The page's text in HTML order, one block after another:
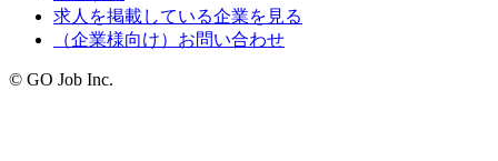
求人を掲載している企業を見る
（企業様向け）お問い合わせ
© GO Job Inc.